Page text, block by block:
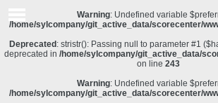
Warning: Undefined variable
/home/sylcompany/git_active_data/scorecenter/
Deprecated : stristr(): Passing null to parameter #1
deprecated in /home/sylcompany/git_active_data/
on line 243
Warning: Undefined variable
/home/sylcompany/git_active_data/scorecenter/